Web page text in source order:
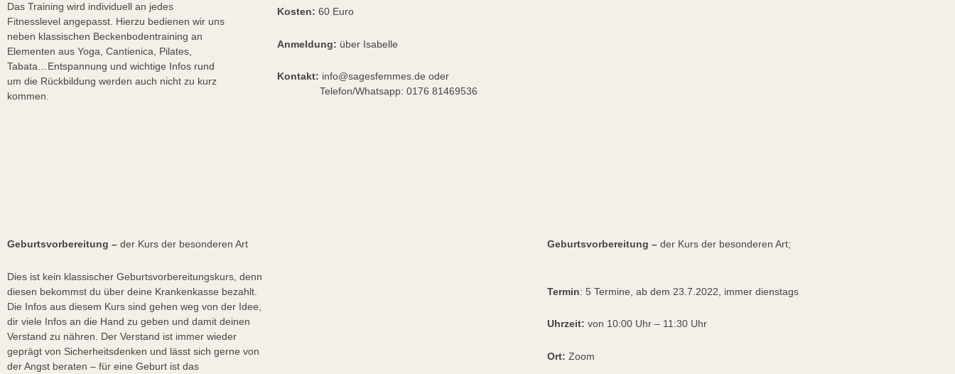
Das Training wird individuell an jedes
Fitnesslevel angepasst. Hierzu bedienen wir uns
neben klassischen Beckenbodentraining an
Elementen aus Yoga, Cantienica, Pilates,
Tabata…Entspannung und wichtige Infos rund
um die Rückbildung werden auch nicht zu kurz
kommen.
Kosten: 60 Euro
Anmeldung: über Isabelle
Kontakt: info@sagesfemmes.de oder
Telefon/Whatsapp: 0176 81469536
Geburtsvorbereitung – der Kurs der besonderen Art
Dies ist kein klassischer Geburtsvorbereitungskurs, denn
diesen bekommst du über deine Krankenkasse bezahlt.
Die Infos aus diesem Kurs sind gehen weg von der Idee,
dir viele Infos an die Hand zu geben und damit deinen
Verstand zu nähren. Der Verstand ist immer wieder
geprägt von Sicherheitsdenken und lässt sich gerne von
der Angst beraten – für eine Geburt ist das
Geburtsvorbereitung – der Kurs der besonderen Art;
Termin: 5 Termine, ab dem 23.7.2022, immer dienstags
Uhrzeit: von 10:00 Uhr – 11:30 Uhr
Ort: Zoom